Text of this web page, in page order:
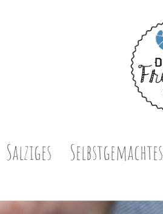
Salziges Selbstgemachtes